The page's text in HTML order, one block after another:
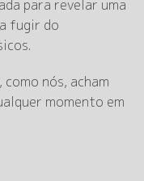
para revelar uma
fugir do
como nós, acham
momento em